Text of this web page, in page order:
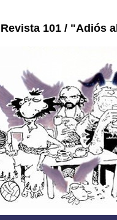
Revista 101 / "Adiós